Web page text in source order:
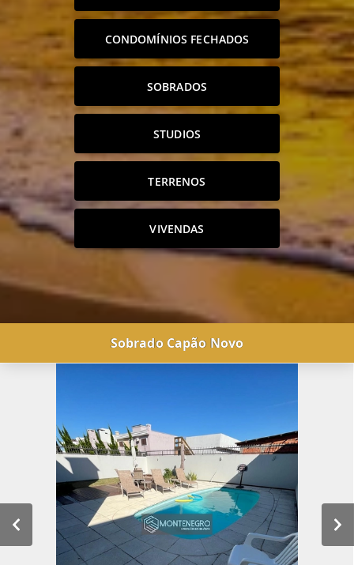
CONDOMÍNIOS FECHADOS
SOBRADOS
STUDIOS
TERRENOS
VIVENDAS
Sobrado Capão Novo